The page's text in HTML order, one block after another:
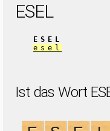
ESEL
ESEL
esel
Ist das Wort